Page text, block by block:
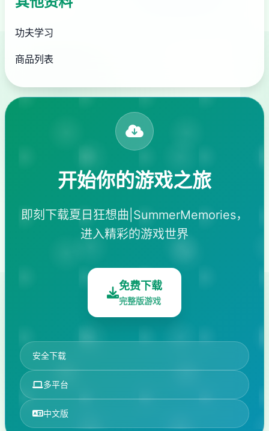
功夫学习
商品列表
开始你的游戏之旅
即刻下载夏日狂想曲|SummerMemories，
进入精彩的游戏世界
免费下载
完整版游戏
安全下载
多平台
中文版